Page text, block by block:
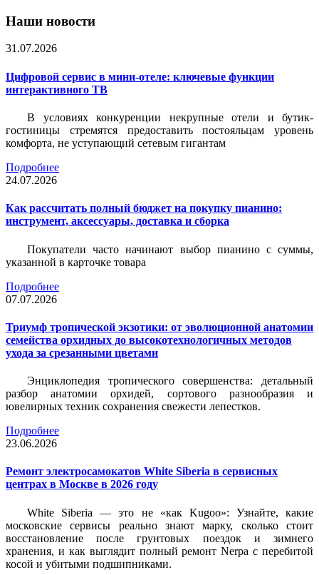
Наши новости
31.07.2026
Цифровой сервис в мини-отеле: ключевые функции
интерактивного ТВ
В условиях конкуренции некрупные отели и бутик-
гостиницы стремятся предоставить постояльцам уровень
комфорта, не уступающий сетевым гигантам
Подробнее
24.07.2026
Как рассчитать полный бюджет на покупку пианино:
инструмент, аксессуары, доставка и сборка
Покупатели часто начинают выбор пианино с суммы,
указанной в карточке товара
Подробнее
07.07.2026
Триумф тропической экзотики: от эволюционной анатомии
семейства орхидных до высокотехнологичных методов
ухода за срезанными цветами
Энциклопедия тропического совершенства: детальный
разбор анатомии орхидей, сортового разнообразия и
ювелирных техник сохранения свежести лепестков.
Подробнее
23.06.2026
Ремонт электросамокатов White Siberia в сервисных
центрах в Москве в 2026 году
White Siberia — это не «как Kugoo»: Узнайте, какие
московские сервисы реально знают марку, сколько стоит
восстановление после грунтовых поездок и зимнего
хранения, и как выглядит полный ремонт Nerpa с перебитой
косой и убитыми подшипниками.